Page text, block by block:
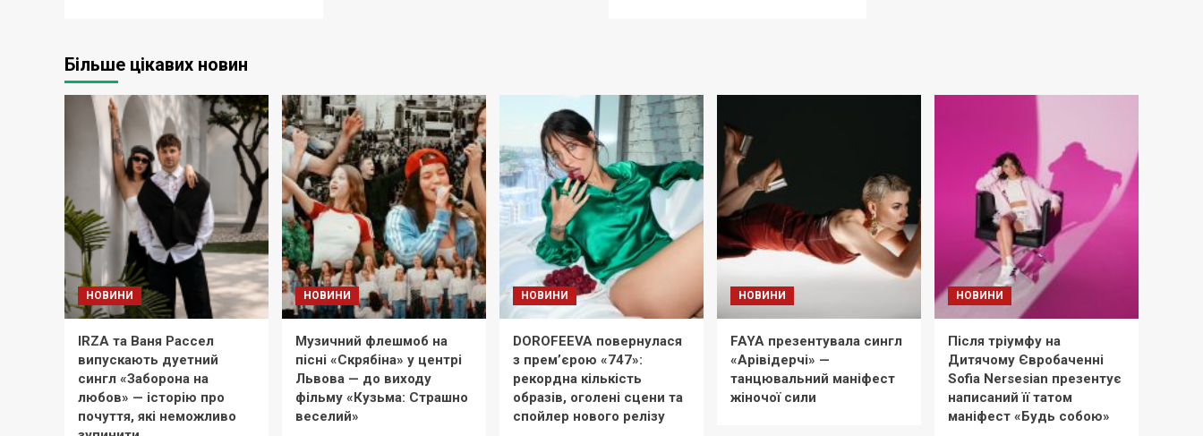
Більше цікавих новин
НОВИНИ
IRZA та Ваня Рассел
випускають дуетний
сингл «Заборона на
любов» — історію про
почуття, які неможливо
НОВИНИ
Музичний флешмоб на
пісні «Скрябіна» у центрі
Львова — до виходу
фільму «Кузьма: Страшно
веселий»
НОВИНИ
DOROFEEVA повернулася
з прем’єрою «747»:
рекордна кількість
образів, оголені сцени та
спойлер нового релізу
НОВИНИ
FAYA презентувала сингл
«Арівідерчі» —
танцювальний маніфест
жіночої сили
НОВИНИ
Після тріумфу на
Дитячому Євробаченні
Sofia Nersesian презентує
написаний її татом
маніфест «Будь собою»